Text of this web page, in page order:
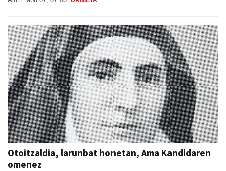
Otoitzaldia, larunbat honetan, Ama Kandidaren
omenez